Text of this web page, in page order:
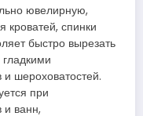
ювелирную,
кроватей, спинки
быстро вырезать
шероховатостей.
при
и ванн,